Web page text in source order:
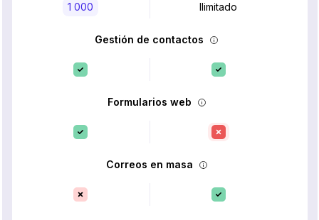
1 000 Ilimitado
Gestión de contactos
Formularios web
Correos en masa